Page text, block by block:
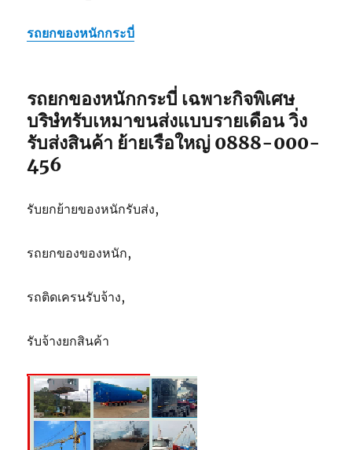
รถยกของหนักกระบี่
รถยกของหนักกระบี่ เฉพาะกิจพิเศษ
บริษํทรับเหมาขนส่งแบบรายเดือน วิ่ง
รับส่งสินค้า ย้ายเรือใหญ่ 0888-000-
456
รับยกย้ายของหนักรับส่ง,
รถยกของของหนัก,
รถติดเครนรับจ้าง,
รับจ้างยกสินค้า